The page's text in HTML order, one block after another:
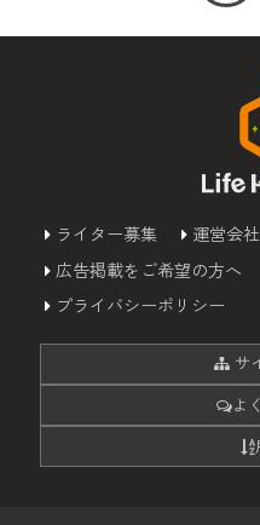
ライター募集 運営会社
広告掲載をご希望の方へ
プライバシーポリシー
サ
よ